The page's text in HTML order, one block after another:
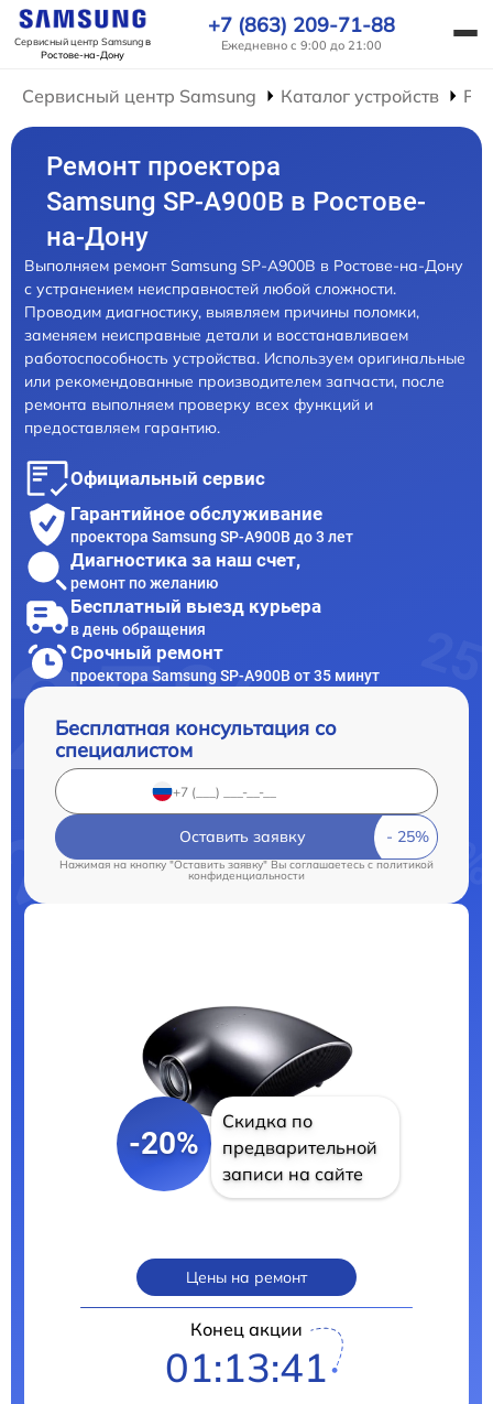
Сервисный центр Samsungв
Ростове-на-Дону
+7 (863) 209-71-88
Ежедневно с 9:00 до 21:00
Сервисный центр Samsung Каталог устройств
Ремонт проектора
Samsung SP-A900B в Ростове-
на-Дону
Выполняем ремонт Samsung SP-A900B в Ростове-на-Дону
с устранением неисправностей любой сложности.
Проводим диагностику, выявляем причины поломки,
заменяем неисправные детали и восстанавливаем
работоспособность устройства. Используем оригинальные
или рекомендованные производителем запчасти, после
ремонта выполняем проверку всех функций и
предоставляем гарантию.
Официальный сервис
Гарантийное обслуживание
проектора Samsung SP-A900B до 3 лет
Диагностика за наш счет,
ремонт по желанию
Бесплатный выезд курьера
в день обращения
Срочный ремонт
проектора Samsung SP-A900B от 35 минут
Бесплатная консультация со
специалистом
Оставить заявку
Нажимая на кнопку "Оставить заявку" Вы соглашаетесь c политикой
конфиденциальности
-20%
Скидка по
предварительной
записи на сайте
Цены на ремонт
Конец акции
01:13:41